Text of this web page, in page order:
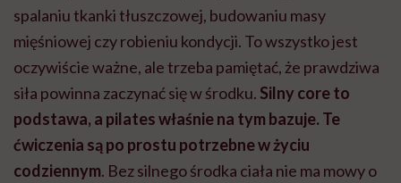
spalaniu tkanki tłuszczowej, budowaniu masy
mięśniowej czy robieniu kondycji. To wszystko jest
oczywiście ważne, ale trzeba pamiętać, że prawdziwa
siła powinna zaczynać się w środku. Silny core to
podstawa, a pilates właśnie na tym bazuje. Te
ćwiczenia są po prostu potrzebne w życiu
codziennym. Bez silnego środka ciała nie ma mowy o